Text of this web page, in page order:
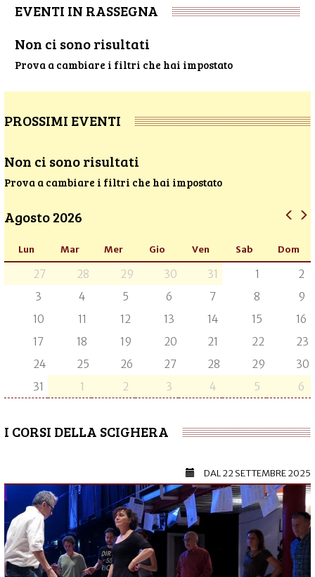
EVENTI IN RASSEGNA
Non ci sono risultati
Prova a cambiare i filtri che hai impostato
PROSSIMI EVENTI
Non ci sono risultati
Prova a cambiare i filtri che hai impostato
Agosto 2026
Lun Mar Mer Gio Ven Sab Dom
27 28 29 30 31 1
2
3
4 5 6 7 8
9
10
11 12 13 14 15
16
17
18 19 20 21 22
23
24
25 26 27 28 29
30
31
1 2 3 4 5 6
I CORSI DELLA SCIGHERA
DAL22 SETTEMBRE 2025